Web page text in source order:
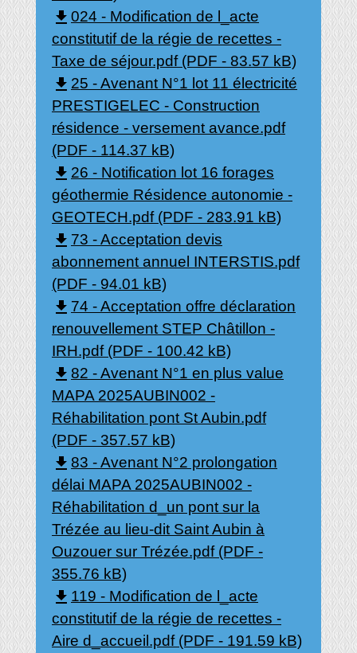
file_download 024 - Modification de l_acte
constitutif de la régie de recettes -
Taxe de séjour.pdf (PDF - 83.57 kB)
file_download 25 - Avenant N°1 lot 11 électricité
PRESTIGELEC - Construction
résidence - versement avance.pdf
(PDF - 114.37 kB)
file_download 26 - Notification lot 16 forages
géothermie Résidence autonomie -
GEOTECH.pdf (PDF - 283.91 kB)
file_download 73 - Acceptation devis
abonnement annuel INTERSTIS.pdf
(PDF - 94.01 kB)
file_download 74 - Acceptation offre déclaration
renouvellement STEP Châtillon -
IRH.pdf (PDF - 100.42 kB)
file_download 82 - Avenant N°1 en plus value
MAPA 2025AUBIN002 -
Réhabilitation pont St Aubin.pdf
(PDF - 357.57 kB)
file_download 83 - Avenant N°2 prolongation
délai MAPA 2025AUBIN002 -
Réhabilitation d_un pont sur la
Trézée au lieu-dit Saint Aubin à
Ouzouer sur Trézée.pdf (PDF -
355.76 kB)
file_download 119 - Modification de l_acte
constitutif de la régie de recettes -
Aire d_accueil.pdf (PDF - 191.59 kB)